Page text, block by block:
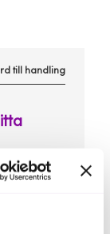
till handling
del av all
vår
för ditt